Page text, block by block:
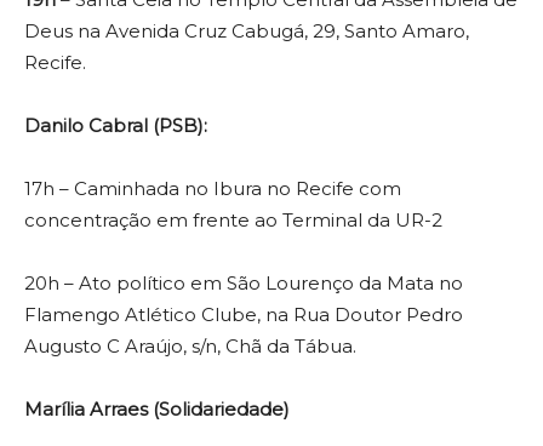
Deus na Avenida Cruz Cabugá, 29, Santo Amaro,
Recife.
Danilo Cabral (PSB):
17h – Caminhada no Ibura no Recife com
concentração em frente ao Terminal da UR-2
20h – Ato político em São Lourenço da Mata no
Flamengo Atlético Clube, na Rua Doutor Pedro
Augusto C Araújo, s/n, Chã da Tábua.
Marília Arraes (Solidariedade)